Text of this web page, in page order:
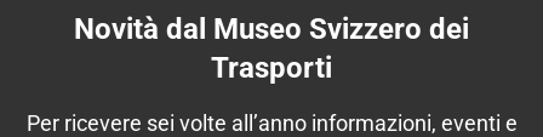
Novità dal Museo Svizzero dei
Trasporti
Per ricevere sei volte all’anno informazioni, eventi e